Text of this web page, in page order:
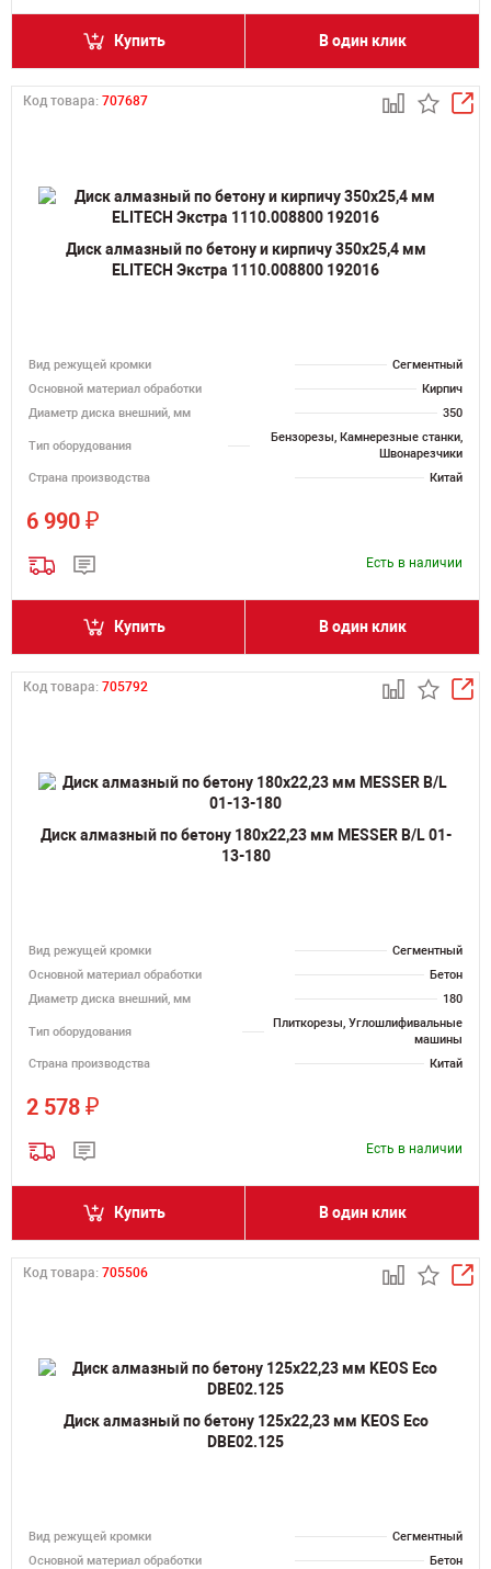
Купить В один клик
Код товара: 707687
Диск алмазный по бетону и кирпичу 350х25,4 мм
ELITECH Экстра 1110.008800 192016
Вид режущей кромки
Сегментный
Основной материал обработки
Кирпич
Диаметр диска внешний, мм
350
Тип оборудования
Бензорезы, Камнерезные станки,
Швонарезчики
Страна производства
Китай
6 990 ₽
Есть в наличии
Купить В один клик
Код товара: 705792
Диск алмазный по бетону 180х22,23 мм MESSER B/L 01-
13-180
Вид режущей кромки
Сегментный
Основной материал обработки
Бетон
Диаметр диска внешний, мм
180
Тип оборудования
Плиткорезы, Углошлифивальные
машины
Страна производства
Китай
2 578 ₽
Есть в наличии
Купить В один клик
Код товара: 705506
Диск алмазный по бетону 125х22,23 мм KEOS Eco
DBE02.125
Вид режущей кромки
Сегментный
Основной материал обработки
Бетон